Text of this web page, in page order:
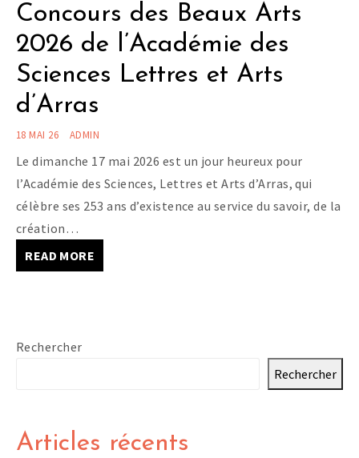
Concours des Beaux Arts
2026 de l’Académie des
Sciences Lettres et Arts
d’Arras
18 MAI 26 ADMIN
Le dimanche 17 mai 2026 est un jour heureux pour
l’Académie des Sciences, Lettres et Arts d’Arras, qui
célèbre ses 253 ans d’existence au service du savoir, de la
création…
READ MORE
Rechercher
Rechercher
Articles récents